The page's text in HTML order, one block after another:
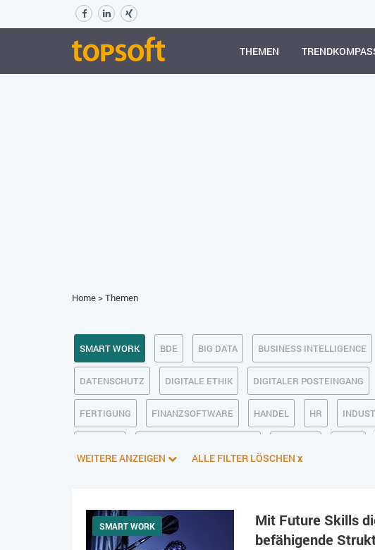
THEMEN
Home>Themen
SMART WORK BDE BIG DATA BUSINESS INTELLIGENCE
DATENSCHUTZ DIGITALE ETHIK DIGITALER POSTEINGANG
FERTIGUNG FINANZSOFTWARE HANDEL HR
SOFTWAREENTWICKLUNG SWONET
WEBDESIGN WEB-SHOP ZEITWIRTSCHAFT
WEITERE ANZEIGEN ALLE FILTER LÖSCHEN x
SMART WORK
Mit Future Skills
befähigende